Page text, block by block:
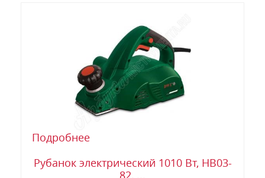
Подробнее
Рубанок электрический 1010 Вт, HB03-